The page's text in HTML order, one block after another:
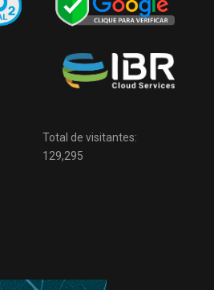
Total de visitantes:
129,295